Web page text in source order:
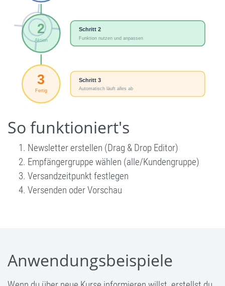
So funktioniert's
Newsletter erstellen (Drag & Drop Editor)
Empfängergruppe wählen (alle/Kundengruppe)
Versandzeitpunkt festlegen
Versenden oder Vorschau
Anwendungsbeispiele